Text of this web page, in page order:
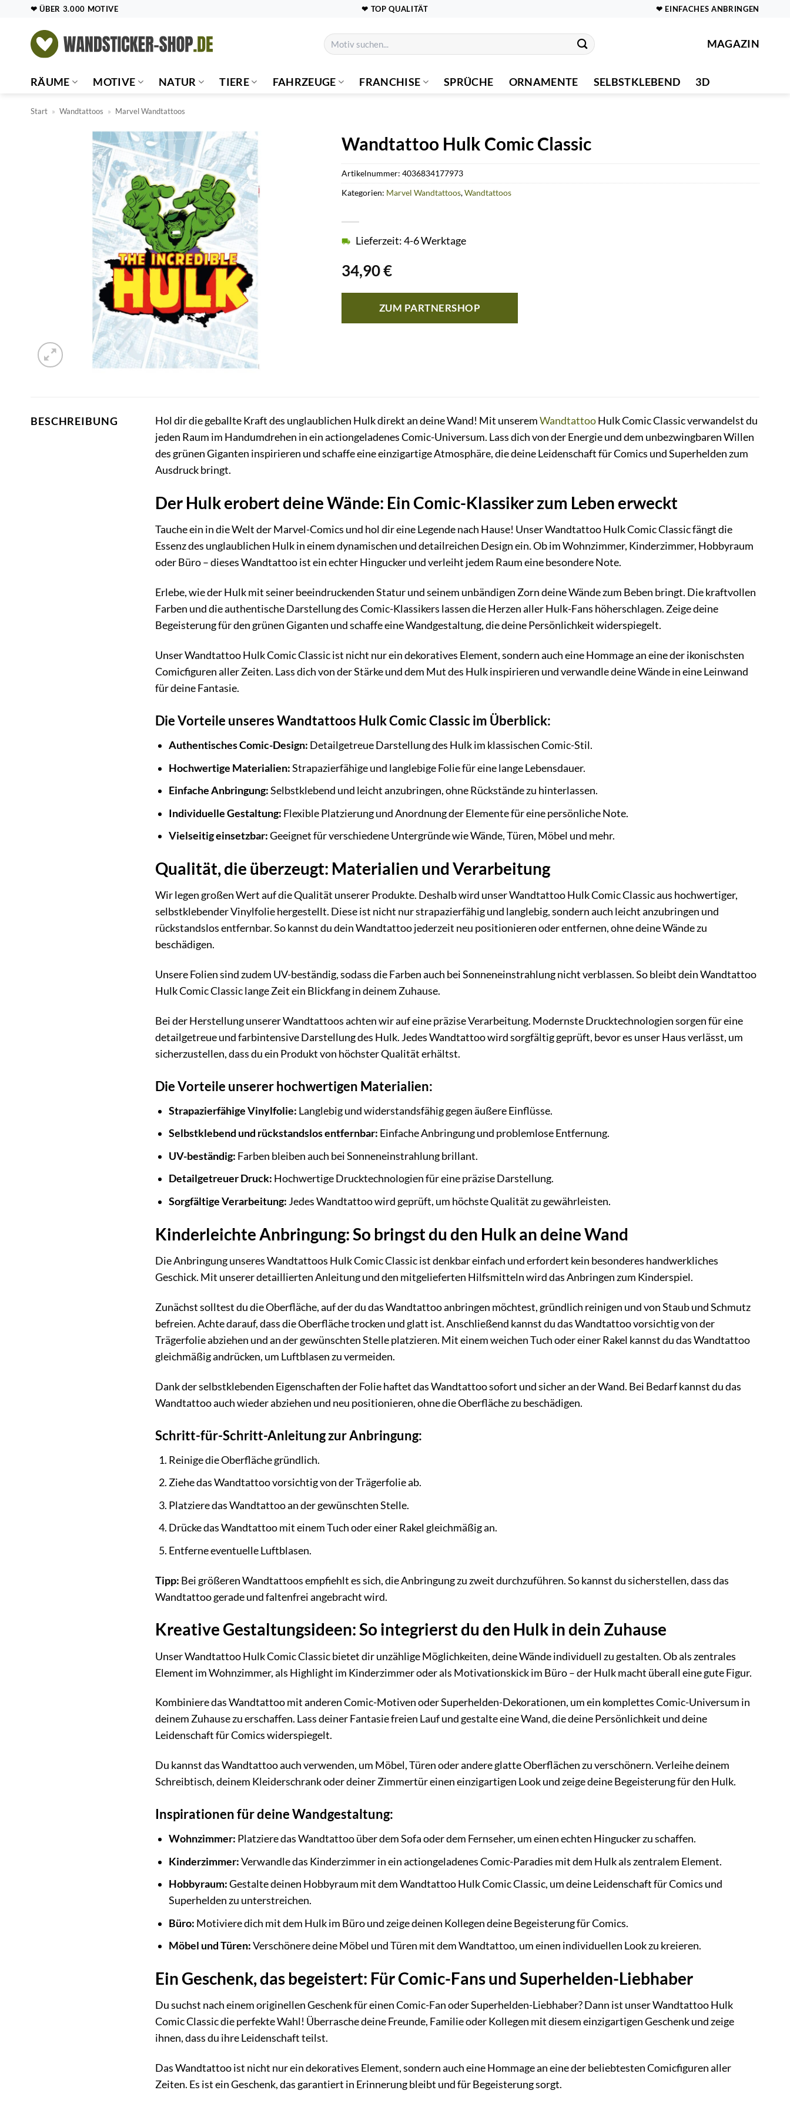
springen
❤ ÜBER 3.000 MOTIVE ❤ TOP QUALITÄT ❤ EINFACHES ANBRINGEN
Suchen
nach:
MAGAZIN
RÄUME MOTIVE NATUR TIERE FAHRZEUGE FRANCHISE SPRÜCHE ORNAMENTE SELBSTKLEBEND 3D
Start » Wandtattoos » Marvel Wandtattoos
Wandtattoo Hulk Comic Classic
34,90€
Lieferzeit: 4-6 Werktage
ZUM PARTNERSHOP
Artikelnummer:4036834177973
Kategorien: Marvel Wandtattoos,Wandtattoos
BESCHREIBUNG Hol dir die geballte Kraft des unglaublichen Hulk direkt an deine Wand! Mit unseremWandtattooHulk Comic Classic verwandelst du
jeden Raum im Handumdrehen in ein actiongeladenes Comic-Universum. Lass dich von der Energie und dem unbezwingbaren Willen
des grünen Giganten inspirieren und schaffe eine einzigartige Atmosphäre, die deine Leidenschaft für Comics und Superhelden zum
Ausdruck bringt.
Der Hulk erobert deine Wände: Ein Comic-Klassiker zum Leben erweckt
Tauche ein in die Welt der Marvel-Comics und hol dir eine Legende nach Hause! Unser Wandtattoo Hulk Comic Classic fängt die
Essenz des unglaublichen Hulk in einem dynamischen und detailreichen Design ein. Ob im Wohnzimmer, Kinderzimmer, Hobbyraum
oder Büro – dieses Wandtattoo ist ein echter Hingucker und verleiht jedem Raum eine besondere Note.
Erlebe, wie der Hulk mit seiner beeindruckenden Statur und seinem unbändigen Zorn deine Wände zum Beben bringt. Die kraftvollen
Farben und die authentische Darstellung des Comic-Klassikers lassen die Herzen aller Hulk-Fans höherschlagen. Zeige deine
Begeisterung für den grünen Giganten und schaffe eine Wandgestaltung, die deine Persönlichkeit widerspiegelt.
Unser Wandtattoo Hulk Comic Classic ist nicht nur ein dekoratives Element, sondern auch eine Hommage an eine der ikonischsten
Comicfiguren aller Zeiten. Lass dich von der Stärke und dem Mut des Hulk inspirieren und verwandle deine Wände in eine Leinwand
für deine Fantasie.
Die Vorteile unseres Wandtattoos Hulk Comic Classic im Überblick:
Authentisches Comic-Design: Detailgetreue Darstellung des Hulk im klassischen Comic-Stil.
Hochwertige Materialien:Strapazierfähige und langlebige Folie für eine lange Lebensdauer.
Einfache Anbringung:Selbstklebend und leicht anzubringen, ohne Rückstände zu hinterlassen.
Individuelle Gestaltung: Flexible Platzierung und Anordnung der Elemente für eine persönliche Note.
Vielseitig einsetzbar:Geeignet für verschiedene Untergründe wie Wände, Türen, Möbel und mehr.
Qualität, die überzeugt: Materialien und Verarbeitung
Wir legen großen Wert auf die Qualität unserer Produkte. Deshalb wird unser Wandtattoo Hulk Comic Classic aus hochwertiger,
selbstklebender Vinylfolie hergestellt. Diese ist nicht nur strapazierfähig und langlebig, sondern auch leicht anzubringen und
rückstandslos entfernbar. So kannst du dein Wandtattoo jederzeit neu positionieren oder entfernen, ohne deine Wände zu
beschädigen.
Unsere Folien sind zudem UV-beständig, sodass die Farben auch bei Sonneneinstrahlung nicht verblassen. So bleibt dein Wandtattoo
Hulk Comic Classic lange Zeit ein Blickfang in deinem Zuhause.
Bei der Herstellung unserer Wandtattoos achten wir auf eine präzise Verarbeitung. Modernste Drucktechnologien sorgen für eine
detailgetreue und farbintensive Darstellung des Hulk. Jedes Wandtattoo wird sorgfältig geprüft, bevor es unser Haus verlässt, um
sicherzustellen, dass du ein Produkt von höchster Qualität erhältst.
Die Vorteile unserer hochwertigen Materialien:
Strapazierfähige Vinylfolie: Langlebig und widerstandsfähig gegen äußere Einflüsse.
Selbstklebend und rückstandslos entfernbar: Einfache Anbringung und problemlose Entfernung.
UV-beständig: Farben bleiben auch bei Sonneneinstrahlung brillant.
Detailgetreuer Druck: Hochwertige Drucktechnologien für eine präzise Darstellung.
Sorgfältige Verarbeitung: Jedes Wandtattoo wird geprüft, um höchste Qualität zu gewährleisten.
Kinderleichte Anbringung: So bringst du den Hulk an deine Wand
Die Anbringung unseres Wandtattoos Hulk Comic Classic ist denkbar einfach und erfordert kein besonderes handwerkliches
Geschick. Mit unserer detaillierten Anleitung und den mitgelieferten Hilfsmitteln wird das Anbringen zum Kinderspiel.
Zunächst solltest du die Oberfläche, auf der du das Wandtattoo anbringen möchtest, gründlich reinigen und von Staub und Schmutz
befreien. Achte darauf, dass die Oberfläche trocken und glatt ist. Anschließend kannst du das Wandtattoo vorsichtig von der
Trägerfolie abziehen und an der gewünschten Stelle platzieren. Mit einem weichen Tuch oder einer Rakel kannst du das Wandtattoo
gleichmäßig andrücken, um Luftblasen zu vermeiden.
Dank der selbstklebenden Eigenschaften der Folie haftet das Wandtattoo sofort und sicher an der Wand. Bei Bedarf kannst du das
Wandtattoo auch wieder abziehen und neu positionieren, ohne die Oberfläche zu beschädigen.
Schritt-für-Schritt-Anleitung zur Anbringung:
Reinige die Oberfläche gründlich.
Ziehe das Wandtattoo vorsichtig von der Trägerfolie ab.
Platziere das Wandtattoo an der gewünschten Stelle.
Drücke das Wandtattoo mit einem Tuch oder einer Rakel gleichmäßig an.
Entferne eventuelle Luftblasen.
Tipp: Bei größeren Wandtattoos empfiehlt es sich, die Anbringung zu zweit durchzuführen. So kannst du sicherstellen, dass das
Wandtattoo gerade und faltenfrei angebracht wird.
Kreative Gestaltungsideen: So integrierst du den Hulk in dein Zuhause
Unser Wandtattoo Hulk Comic Classic bietet dir unzählige Möglichkeiten, deine Wände individuell zu gestalten. Ob als zentrales
Element im Wohnzimmer, als Highlight im Kinderzimmer oder als Motivationskick im Büro – der Hulk macht überall eine gute Figur.
Kombiniere das Wandtattoo mit anderen Comic-Motiven oder Superhelden-Dekorationen, um ein komplettes Comic-Universum in
deinem Zuhause zu erschaffen. Lass deiner Fantasie freien Lauf und gestalte eine Wand, die deine Persönlichkeit und deine
Leidenschaft für Comics widerspiegelt.
Du kannst das Wandtattoo auch verwenden, um Möbel, Türen oder andere glatte Oberflächen zu verschönern. Verleihe deinem
Schreibtisch, deinem Kleiderschrank oder deiner Zimmertür einen einzigartigen Look und zeige deine Begeisterung für den Hulk.
Inspirationen für deine Wandgestaltung:
Wohnzimmer: Platziere das Wandtattoo über dem Sofa oder dem Fernseher, um einen echten Hingucker zu schaffen.
Kinderzimmer:Verwandle das Kinderzimmer in ein actiongeladenes Comic-Paradies mit dem Hulk als zentralem Element.
Hobbyraum:Gestalte deinen Hobbyraum mit dem Wandtattoo Hulk Comic Classic, um deine Leidenschaft für Comics und
Superhelden zu unterstreichen.
Büro: Motiviere dich mit dem Hulk im Büro und zeige deinen Kollegen deine Begeisterung für Comics.
Möbel und Türen:Verschönere deine Möbel und Türen mit dem Wandtattoo, um einen individuellen Look zu kreieren.
Ein Geschenk, das begeistert: Für Comic-Fans und Superhelden-Liebhaber
Du suchst nach einem originellen Geschenk für einen Comic-Fan oder Superhelden-Liebhaber? Dann ist unser Wandtattoo Hulk
Comic Classic die perfekte Wahl! Überrasche deine Freunde, Familie oder Kollegen mit diesem einzigartigen Geschenk und zeige
ihnen, dass du ihre Leidenschaft teilst.
Das Wandtattoo ist nicht nur ein dekoratives Element, sondern auch eine Hommage an eine der beliebtesten Comicfiguren aller
Zeiten. Es ist ein Geschenk, das garantiert in Erinnerung bleibt und für Begeisterung sorgt.